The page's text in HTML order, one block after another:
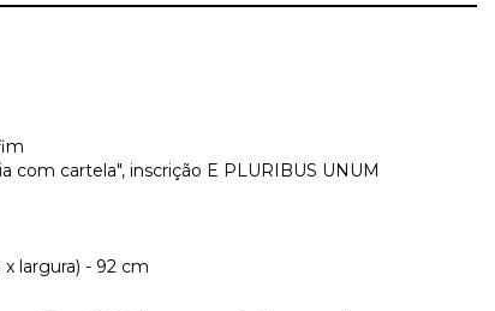
com cartela", inscrição E PLURIBUS UNUM
largura) - 92 cm